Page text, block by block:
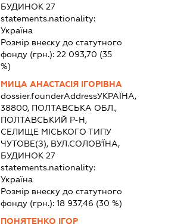
БУДИНОК 27
statements.nationality:
Україна
Розмір внеску до статутного
фонду (грн.): 22 093,70 (35
%)
МИЦА АНАСТАСІЯ ІГОРІВНА
dossier.founderAddressУКРАЇНА,
38800, ПОЛТАВСЬКА ОБЛ.,
ПОЛТАВСЬКИЙ Р-Н,
СЕЛИЩЕ МІСЬКОГО ТИПУ
ЧУТОВЕ(З), ВУЛ.СОЛОВ'ЇНА,
БУДИНОК 27
statements.nationality:
Україна
Розмір внеску до статутного
фонду (грн.): 18 937,46 (30 %)
ПОНЯТЕНКО ІГОР